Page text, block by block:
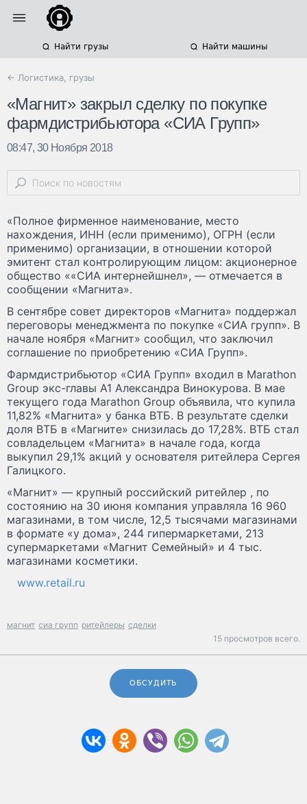
Найти грузы Найти машины
← Логистика, грузы
«Магнит» закрыл сделку по покупке
фармдистрибьютора «СИА Групп»
08:47, 30 Ноября 2018
«Полное фирменное наименование, место
нахождения, ИНН (если применимо), ОГРН (если
применимо) организации, в отношении которой
эмитент стал контролирующим лицом: акционерное
общество ««СИА интернейшнел», — отмечается в
сообщении «Магнита».
В сентябре совет директоров «Магнита» поддержал
переговоры менеджмента по покупке «СИА групп». В
начале ноября «Магнит» сообщил, что заключил
соглашение по приобретению «СИА Групп».
Фармдистрибьютор «СИА Групп» входил в Marathon
Group экс-главы А1 Александра Винокурова. В мае
текущего года Marathon Group объявила, что купила
11,82% «Магнита» у банка ВТБ. В результате сделки
доля ВТБ в «Магните» снизилась до 17,28%. ВТБ стал
совладельцем «Магнита» в начале года, когда
выкупил 29,1% акций у основателя ритейлера Сергея
Галицкого.
«Магнит» — крупный российский ритейлер , по
состоянию на 30 июня компания управляла 16 960
магазинами, в том числе, 12,5 тысячами магазинами
в формате «у дома», 244 гипермаркетами, 213
супермаркетами «Магнит Семейный» и 4 тыс.
магазинами косметики.
www.retail.ru
магнит сиа групп ритейлеры сделки
15 просмотров всего.
ОБСУДИТЬ